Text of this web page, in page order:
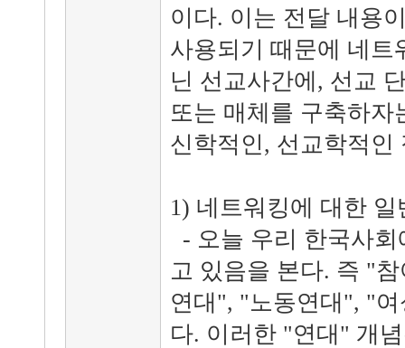
이다. 이는 전달 내용
사용되기 때문에 네트
닌 선교사간에, 선교
또는 매체를 구축하자
신학적인, 선교학적인
1) 네트워킹에 대한
- 오늘 우리 한국사
고 있음을 본다. 즉 "
연대", "노동연대", "
다. 이러한 "연대" 개